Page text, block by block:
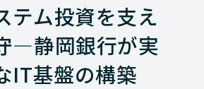
テム投資を支え
―静岡銀行が実
IT基盤の構築